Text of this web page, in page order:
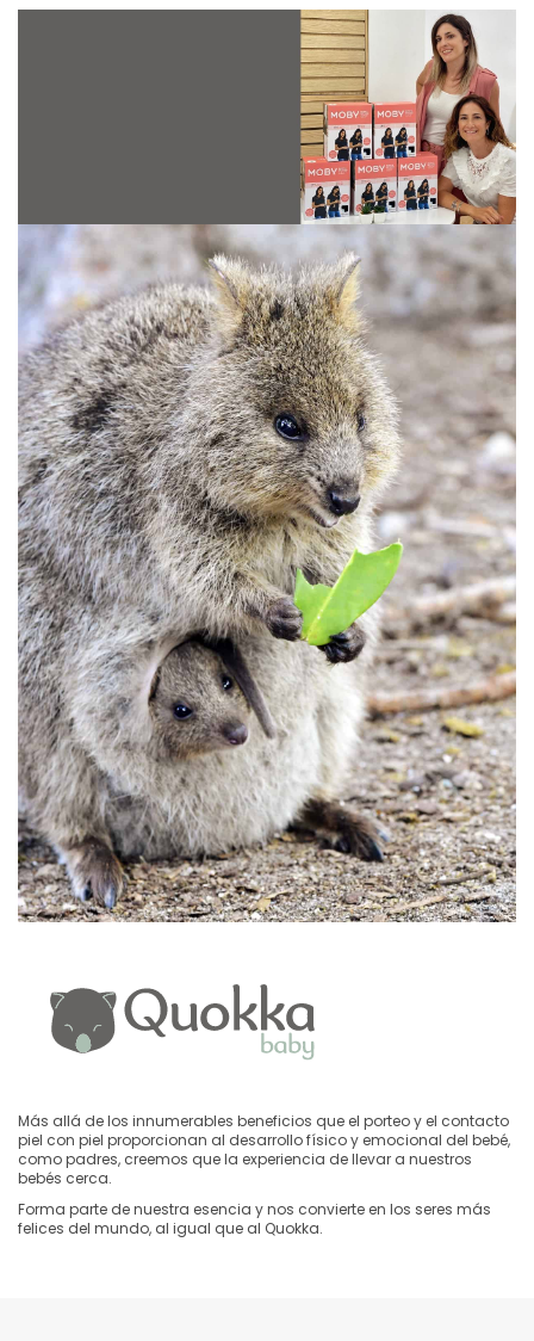
Más allá de los innumerables beneficios que el porteo y el contacto
piel con piel proporcionan al desarrollo físico y emocional del bebé,
como padres, creemos que la experiencia de llevar a nuestros
bebés cerca.
Forma parte de nuestra esencia y nos convierte en los seres más
felices del mundo, al igual que al Quokka.